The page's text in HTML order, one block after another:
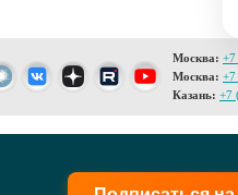
Москва:
Москва:
Казань: +7